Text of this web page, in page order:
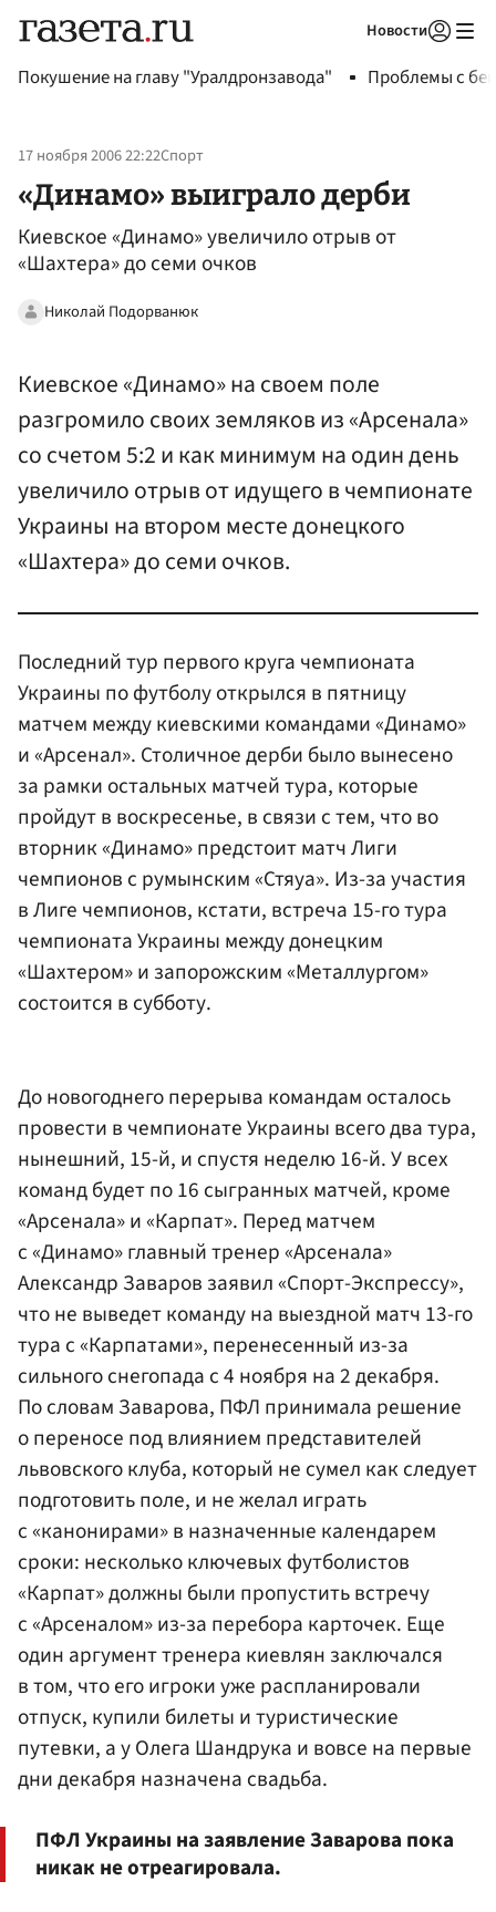
Новости
Покушение на главу "Уралдронзавода" Проблемы с
17 ноября 2006 22:22Спорт
«Динамо» выиграло дерби
Киевское «Динамо» увеличило отрыв от
«Шахтера» до семи очков
Николай Подорванюк
Киевское «Динамо» на своем поле
разгромило своих земляков из «Арсенала»
со счетом 5:2 и как минимум на один день
увеличило отрыв от идущего в чемпионате
Украины на втором месте донецкого
«Шахтера» до семи очков.
Последний тур первого круга чемпионата
Украины по футболу открылся в пятницу
матчем между киевскими командами «Динамо»
и «Арсенал». Столичное дерби было вынесено
за рамки остальных матчей тура, которые
пройдут в воскресенье, в связи с тем, что во
вторник «Динамо» предстоит матч Лиги
чемпионов с румынским «Стяуа». Из-за участия
в Лиге чемпионов, кстати, встреча 15-го тура
чемпионата Украины между донецким
«Шахтером» и запорожским «Металлургом»
состоится в субботу.
До новогоднего перерыва командам осталось
провести в чемпионате Украины всего два тура,
нынешний, 15-й, и спустя неделю 16-й. У всех
команд будет по 16 сыгранных матчей, кроме
«Арсенала» и «Карпат». Перед матчем
с «Динамо» главный тренер «Арсенала»
Александр Заваров заявил «Спорт-Экспрессу»,
что не выведет команду на выездной матч 13-го
тура с «Карпатами», перенесенный из-за
сильного снегопада с 4 ноября на 2 декабря.
По словам Заварова, ПФЛ принимала решение
о переносе под влиянием представителей
львовского клуба, который не сумел как следует
подготовить поле, и не желал играть
с «канонирами» в назначенные календарем
сроки: несколько ключевых футболистов
«Карпат» должны были пропустить встречу
с «Арсеналом» из-за перебора карточек. Еще
один аргумент тренера киевлян заключался
в том, что его игроки уже распланировали
отпуск, купили билеты и туристические
путевки, а у Олега Шандрука и вовсе на первые
дни декабря назначена свадьба.
ПФЛ Украины на заявление Заварова пока
никак не отреагировала.